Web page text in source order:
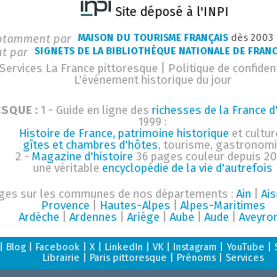
Site déposé à l'INPI
par MAISON DU TOURISME FRANÇAIS dès
par SIGNETS DE LA BIBLIOTHÈQUE NATIONALE DE
Services La France pittoresque
Politique de
L'événement historique du jour
: 1 - Guide en ligne des richesses de la France
1999 :
Histoire de France, patrimoine historique et
gîtes et chambres d'hôtes, tourisme,
2 - Magazine d'histoire 36 pages couleur depuis
une véritable encyclopédie de la vie d'autrefois
sur les communes de nos départements : Ain
Provence
Hautes-Alpes
Alpes-Maritimes
Ardèche
Ardennes Ariège Aube Aude
Blog| Facebook| X| LinkedIn VK| Instagram YouTube
Librairie
Paris pittoresque Prénoms| Services